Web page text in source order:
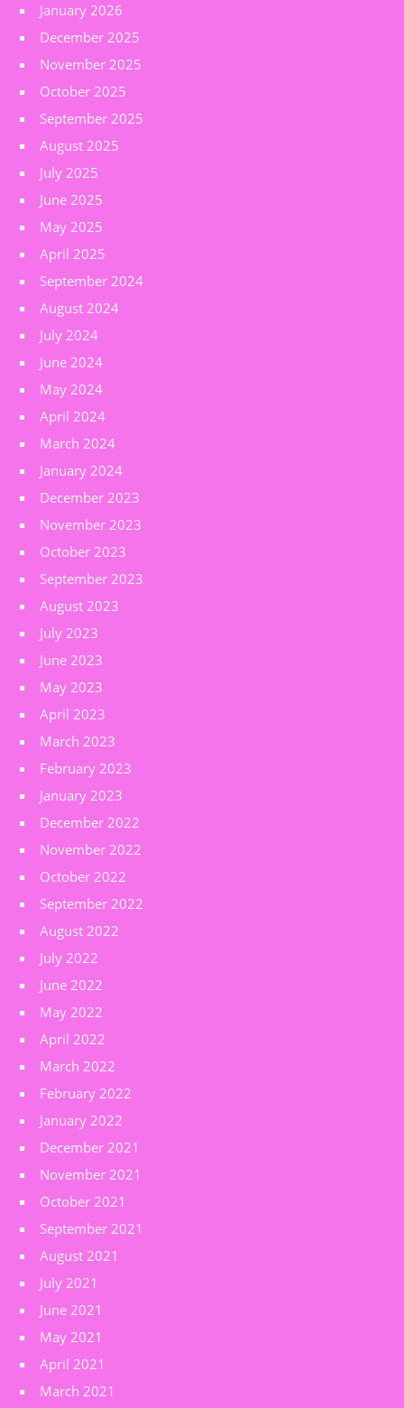
January 2026
December 2025
November 2025
October 2025
September 2025
August 2025
July 2025
June 2025
May 2025
April 2025
September 2024
August 2024
July 2024
June 2024
May 2024
April 2024
March 2024
January 2024
December 2023
November 2023
October 2023
September 2023
August 2023
July 2023
June 2023
May 2023
April 2023
March 2023
February 2023
January 2023
December 2022
November 2022
October 2022
September 2022
August 2022
July 2022
June 2022
May 2022
April 2022
March 2022
February 2022
January 2022
December 2021
November 2021
October 2021
September 2021
August 2021
July 2021
June 2021
May 2021
April 2021
March 2021